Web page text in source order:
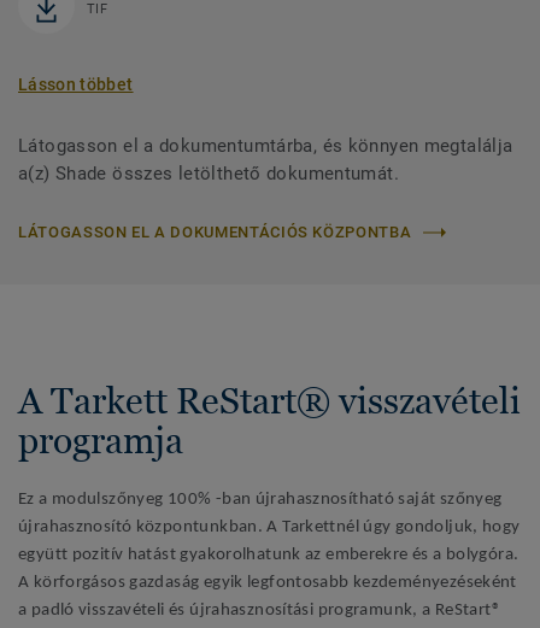
TIF
Lásson többet
Látogasson el a dokumentumtárba, és könnyen megtalálja
a(z) Shade összes letölthető dokumentumát.
LÁTOGASSON EL A DOKUMENTÁCIÓS KÖZPONTBA
A Tarkett ReStart® visszavételi
programja
Ez a modulszőnyeg 100% -ban újrahasznosítható saját szőnyeg
újrahasznosító központunkban. A Tarkettnél úgy gondoljuk, hogy
együtt pozitív hatást gyakorolhatunk az emberekre és a bolygóra.
A körforgásos gazdaság egyik legfontosabb kezdeményezéseként
a padló visszavételi és újrahasznosítási programunk, a ReStart®